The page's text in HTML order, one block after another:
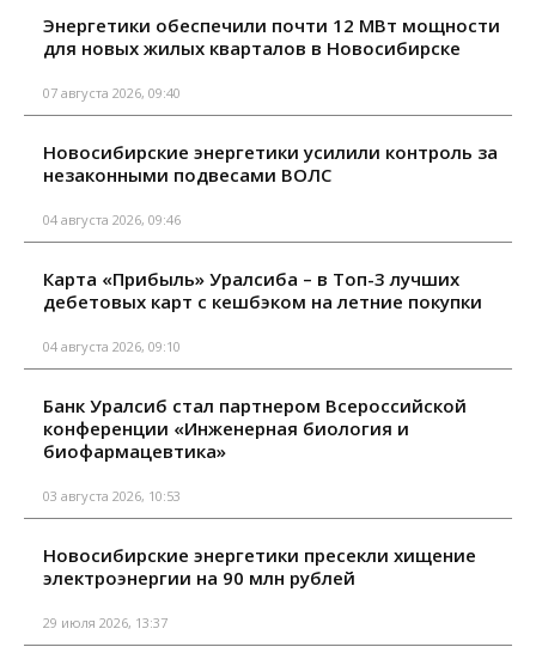
Энергетики обеспечили почти 12 МВт мощности
для новых жилых кварталов в Новосибирске
07 августа 2026, 09:40
Новосибирские энергетики усилили контроль за
незаконными подвесами ВОЛС
04 августа 2026, 09:46
Карта «Прибыль» Уралсиба – в Топ-3 лучших
дебетовых карт с кешбэком на летние покупки
04 августа 2026, 09:10
Банк Уралсиб стал партнером Всероссийской
конференции «Инженерная биология и
биофармацевтика»
03 августа 2026, 10:53
Новосибирские энергетики пресекли хищение
электроэнергии на 90 млн рублей
29 июля 2026, 13:37